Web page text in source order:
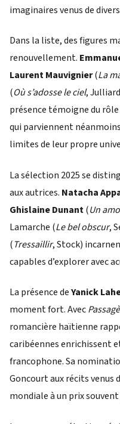
imaginaires venus de
Dans la liste, des figures
renouvellement.
Laurent Mauvignier(La
(Où s’adosse le ciel,
présence témoigne du
qui parviennent
limites de leur propre
La sélection 2025 se
aux autrices. Natacha
Ghislaine Dunant(Un
Lamarche (Le bel obscur,
(Tressaillir, Stock)
capables d’explorer avec
La présence deYanick
moment fort. Avec
romancière haïtienne
caribéennes enrichissent
francophone. Sa
Goncourt aux récits venus
mondiale à un prix